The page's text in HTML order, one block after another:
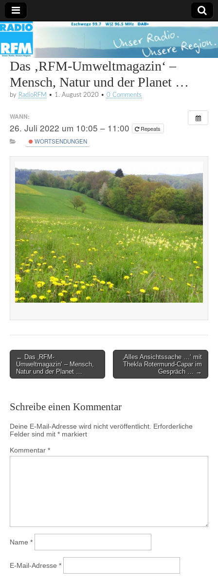
Radio
RFM
Das ‚RFM-Umweltmagazin‘ –
Mensch, Natur und der Planet …
by RadioRFM • 1. August 2020 • 0 Comments
WANN:
26. Juli 2022 um 10:05 – 11:00
Repeats
WORTSENDUNGEN
Post
navigation
← Das ‚RFM-
Umweltmagazin‘ – Mensch,
Natur und der Planet …
‚Alles Ansichtssache …‘ mit
Thekla Rotermund-Capar im
Gespräch … →
Schreibe einen Kommentar
Deine E-Mail-Adresse wird nicht veröffentlicht. Erforderliche
Felder sind mit * markiert
Kommentar *
Name *
E-Mail-Adresse *